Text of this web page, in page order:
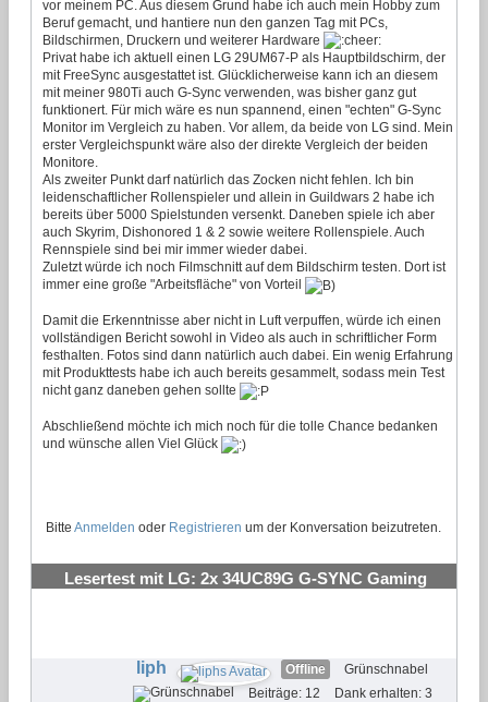
vor meinem PC. Aus diesem Grund habe ich auch mein Hobby zum
Beruf gemacht, und hantiere nun den ganzen Tag mit PCs,
Bildschirmen, Druckern und weiterer Hardware
Privat habe ich aktuell einen LG 29UM67-P als Hauptbildschirm, der
mit FreeSync ausgestattet ist. Glücklicherweise kann ich an diesem
mit meiner 980Ti auch G-Sync verwenden, was bisher ganz gut
funktionert. Für mich wäre es nun spannend, einen "echten" G-Sync
Monitor im Vergleich zu haben. Vor allem, da beide von LG sind. Mein
erster Vergleichspunkt wäre also der direkte Vergleich der beiden
Monitore.
Als zweiter Punkt darf natürlich das Zocken nicht fehlen. Ich bin
leidenschaftlicher Rollenspieler und allein in Guildwars 2 habe ich
bereits über 5000 Spielstunden versenkt. Daneben spiele ich aber
auch Skyrim, Dishonored 1 & 2 sowie weitere Rollenspiele. Auch
Rennspiele sind bei mir immer wieder dabei.
Zuletzt würde ich noch Filmschnitt auf dem Bildschirm testen. Dort ist
immer eine große "Arbeitsfläche" von Vorteil
Damit die Erkenntnisse aber nicht in Luft verpuffen, würde ich einen
vollständigen Bericht sowohl in Video als auch in schriftlicher Form
festhalten. Fotos sind dann natürlich auch dabei. Ein wenig Erfahrung
mit Produkttests habe ich auch bereits gesammelt, sodass mein Test
nicht ganz daneben gehen sollte
Abschließend möchte ich mich noch für die tolle Chance bedanken
und wünsche allen Viel Glück
Bitte Anmelden oder Registrieren um der Konversation beizutreten.
Lesertest mit LG: 2x 34UC89G G-SYNC Gaming
liph Offline
Grünschnabel
Beiträge: 12
Dank erhalten: 3